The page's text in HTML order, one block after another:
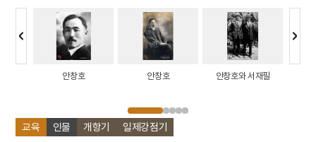
교육 인물 개항기 일제강점기
안창호 안창호 안창호와 서재필